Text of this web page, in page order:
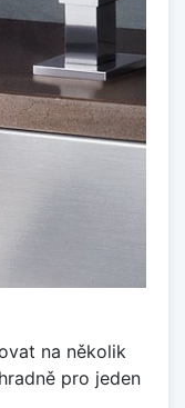
na několik
pro jeden